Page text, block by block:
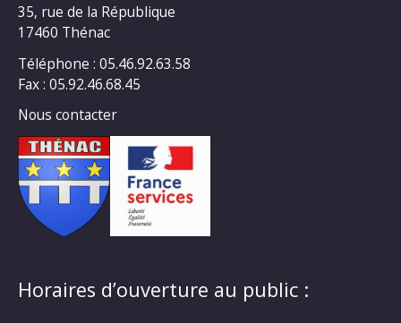
35, rue de la République
17460 Thénac
Téléphone : 05.46.92.63.58
Fax : 05.92.46.68.45
Nous contacter
Horaires d’ouverture au public :